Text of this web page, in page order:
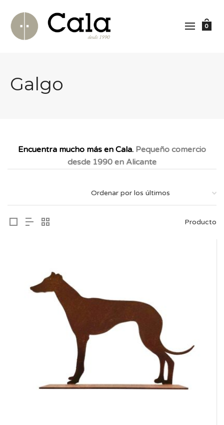
0
Galgo
Encuentra mucho más en Cala. Pequeño comercio
desde 1990 en Alicante
Producto